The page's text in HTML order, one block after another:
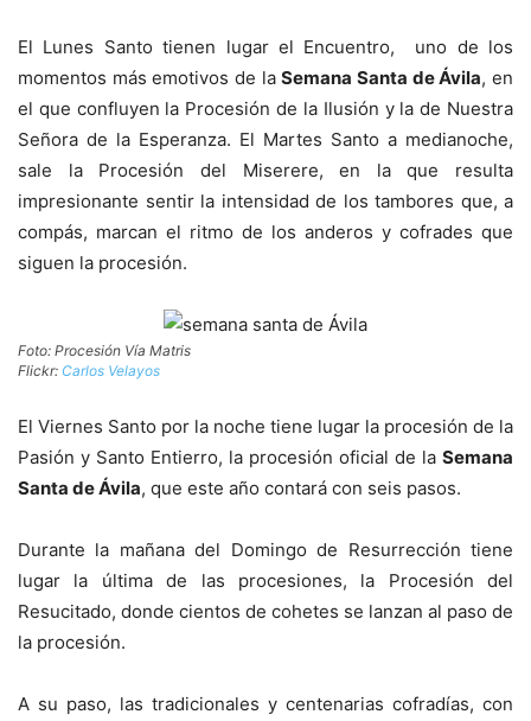
El Lunes Santo tienen lugar el Encuentro, uno de los
momentos más emotivos de laSemana Santa de Ávila, en
el que confluyen la Procesión de la Ilusión y la de Nuestra
Señora de la Esperanza. El Martes Santo a medianoche,
sale la Procesión del Miserere, en la que resulta
impresionante sentir la intensidad de los tambores que, a
compás, marcan el ritmo de los anderos y cofrades que
siguen la procesión.
Foto: Procesión Vía Matris
Flickr: Carlos Velayos
El Viernes Santo por la noche tiene lugar la procesión de la
Pasión y Santo Entierro, la procesión oficial de la Semana
Santa de Ávila, que este año contará con seis pasos.
Durante la mañana del Domingo de Resurrección tiene
lugar la última de las procesiones, la Procesión del
Resucitado, donde cientos de cohetes se lanzan al paso de
la procesión.
A su paso, las tradicionales y centenarias cofradías, con